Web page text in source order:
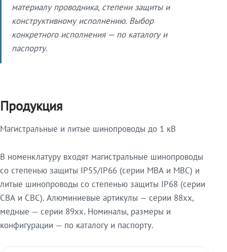
материалу проводника, степени защиты и
конструктивному исполнению. Выбор
конкретного исполнения — по каталогу и
паспорту.
Продукция
Магистральные и литые шинопроводы до 1 кВ
В номенклатуру входят магистральные шинопроводы
со степенью защиты IP55/IP66 (серии МВА и МВС) и
литые шинопроводы со степенью защиты IP68 (серии
СВА и СВС). Алюминиевые артикулы — серии 88xx,
медные — серии 89xx. Номиналы, размеры и
конфигурации — по каталогу и паспорту.